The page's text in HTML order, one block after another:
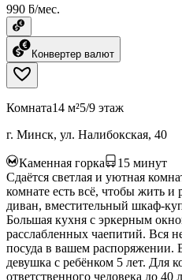
990 ƃ/мес.
Конвертер валют
Комната14 м²5/9 этаж
г. Минск, ул. Налибокская, 40
Каменная горка 15 минут
Сдаётся светлая и уютная
комнате есть всё, чтобы жить и
диван, вместительный шкаф-
Большая кухня с эркерным
расслабленных чаепитий. Вся
посуда в вашем распоряжении.
девушка с ребёнком 5 лет. Для
ответственного человека до 40